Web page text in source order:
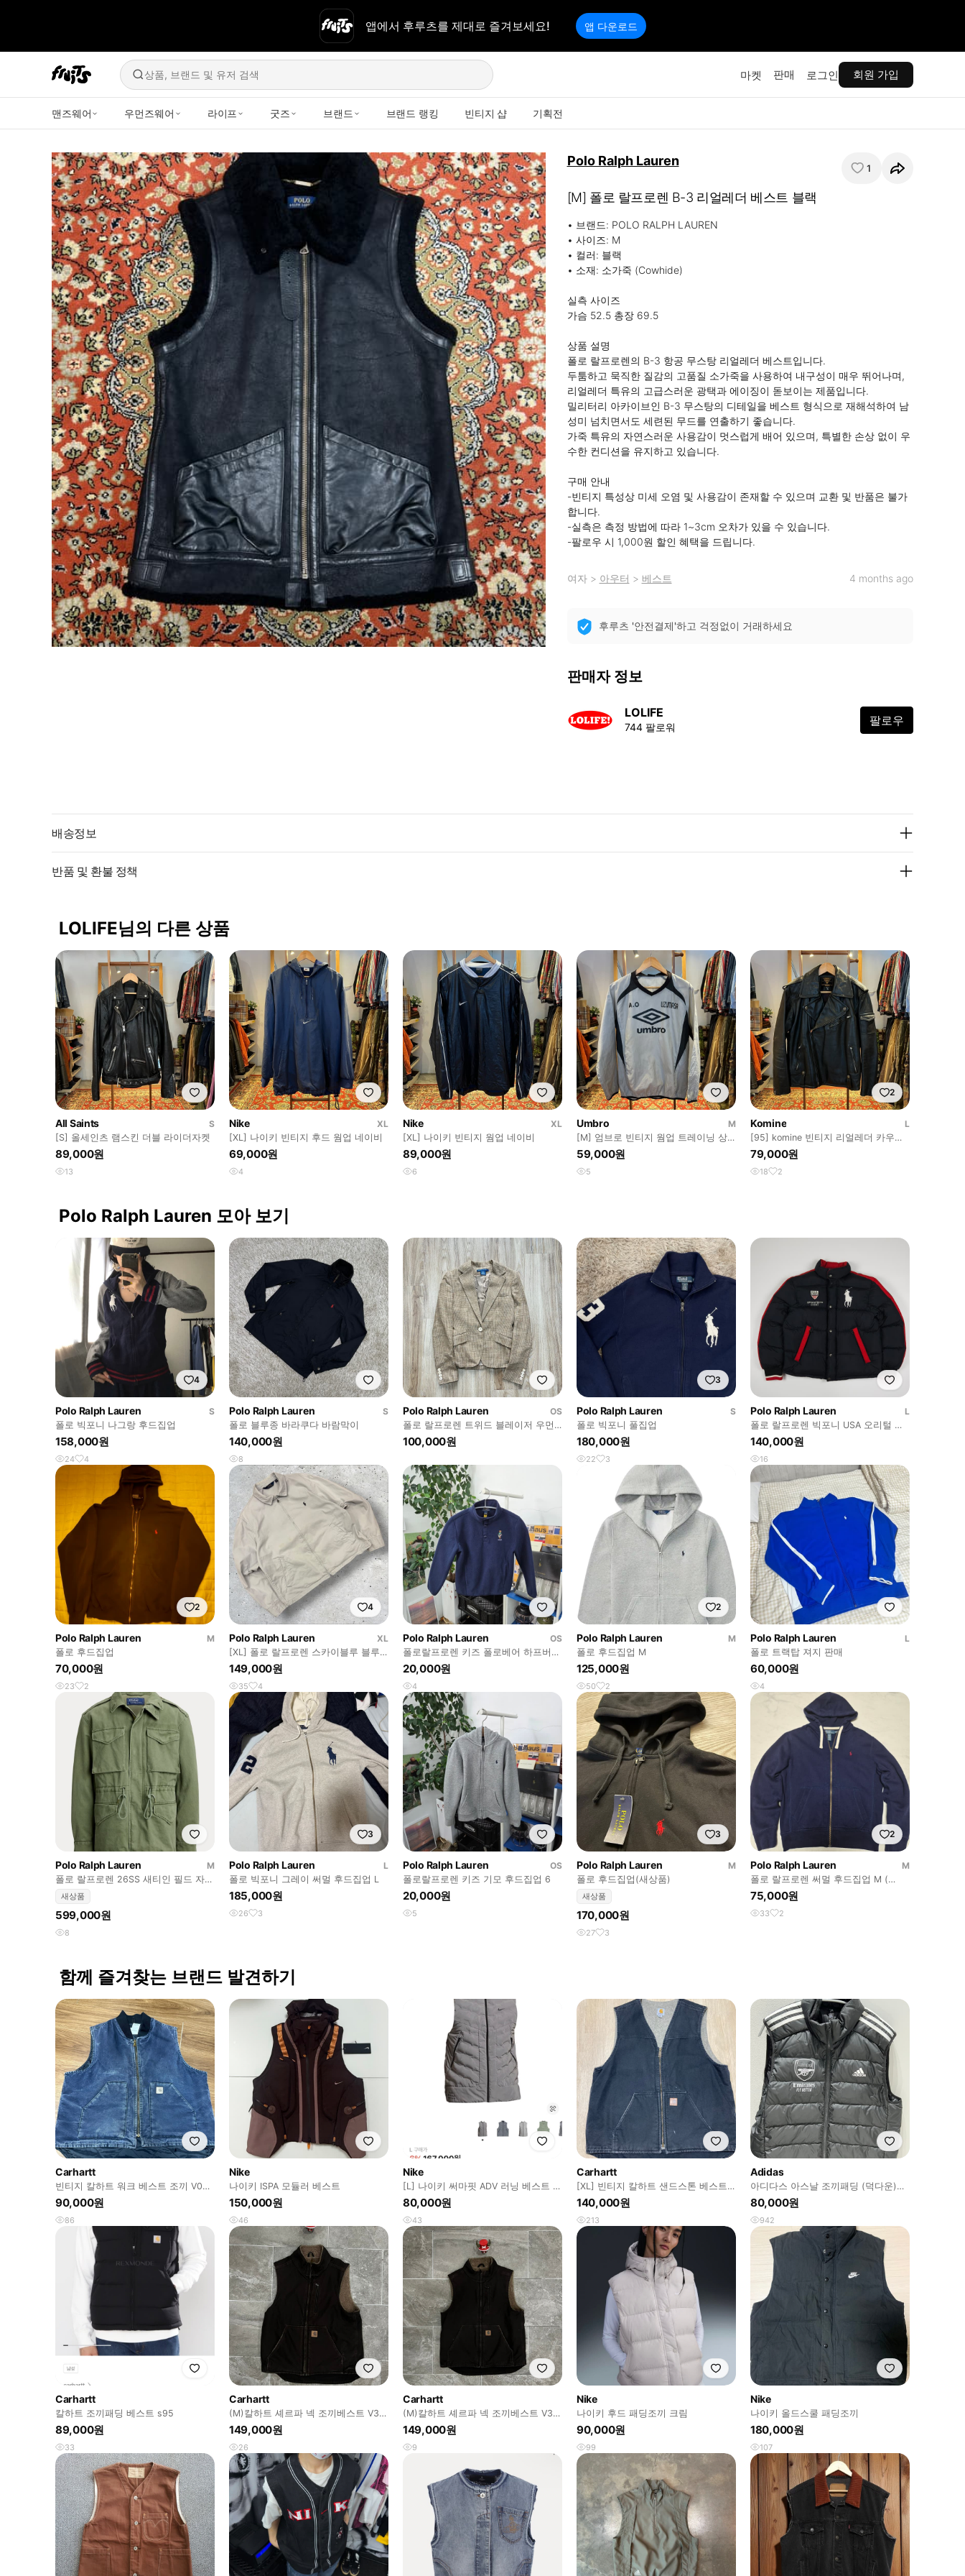
앱에서 후루츠를 제대로 즐겨보세요! 앱 다운로드
상품, 브랜드 및 유저 검색 마켓 판매 로그인 회원 가입
맨즈웨어 우먼즈웨어 라이프 굿즈 브랜드 브랜드 랭킹 빈티지 샵 기획전
Polo Ralph Lauren 1
[M] 폴로 랄프로렌 B-3 리얼레더 베스트 블랙
• 브랜드: POLO RALPH LAUREN
• 사이즈: M
• 컬러: 블랙
• 소재: 소가죽 (Cowhide)
실측 사이즈
가슴 52.5 총장 69.5
상품 설명
폴로 랄프로렌의 B-3 항공 무스탕 리얼레더 베스트입니다.
두툼하고 묵직한 질감의 고품질 소가죽을 사용하여 내구성이 매우 뛰어나며,
리얼레더 특유의 고급스러운 광택과 에이징이 돋보이는 제품입니다.
밀리터리 아카이브인 B-3 무스탕의 디테일을 베스트 형식으로 재해석하여 남
성미 넘치면서도 세련된 무드를 연출하기 좋습니다.
가죽 특유의 자연스러운 사용감이 멋스럽게 배어 있으며, 특별한 손상 없이 우
수한 컨디션을 유지하고 있습니다.
구매 안내
-빈티지 특성상 미세 오염 및 사용감이 존재할 수 있으며 교환 및 반품은 불가
합니다.
-실측은 측정 방법에 따라 1~3cm 오차가 있을 수 있습니다.
-팔로우 시 1,000원 할인 혜택을 드립니다.
여자> 아우터 > 베스트 4 months ago
후루츠 '안전결제'하고 걱정없이 거래하세요
판매자 정보
LOLIFE
744 팔로워 팔로우
배송정보
반품 및 환불 정책
LOLIFE님의 다른 상품
All Saints
S
[S] 올세인츠 램스킨 더블 라이더자켓
89,000원
13
Nike
XL
[XL] 나이키 빈티지 후드 웜업 네이비
69,000원
4
Nike
XL
[XL] 나이키 빈티지 웜업 네이비
89,000원
6
Umbro
M
[M] 엄브로 빈티지 웜업 트레이닝 상
의
59,000원
5
2
Komine
L
[95] komine 빈티지 리얼레더 카우하
이드 더블라이더 자켓
79,000원
18 2
Polo Ralph Lauren 모아 보기
4
Polo Ralph Lauren
S
폴로 빅포니 나그랑 후드집업
158,000원
24 4
Polo Ralph Lauren
S
폴로 블루종 바라쿠다 바람막이
140,000원
8
Polo Ralph Lauren
OS
폴로 랄프로렌 트위드 블레이저 우먼
스
100,000원
3
Polo Ralph Lauren
S
폴로 빅포니 풀집업
180,000원
22 3
Polo Ralph Lauren
L
폴로 랄프로렌 빅포니 USA 오리털 패
딩
140,000원
16
2
Polo Ralph Lauren
M
폴로 후드집업
70,000원
23 2
4
Polo Ralph Lauren
XL
[XL] 폴로 랄프로렌 스카이블루 블루
종 집업 자켓 E728
149,000원
35 4
Polo Ralph Lauren
OS
폴로랄프로렌 키즈 폴로베어 하프버튼
플리스 풀오버 6
20,000원
4
2
Polo Ralph Lauren
M
폴로 후드집업 M
125,000원
50 2
Polo Ralph Lauren
L
폴로 트랙탑 져지 판매
60,000원
4
Polo Ralph Lauren
M
폴로 랄프로렌 26SS 새티인 필드 자켓
M새상품
599,000원
8
3
Polo Ralph Lauren
L
폴로 빅포니 그레이 써멀 후드집업 L
185,000원
26 3
Polo Ralph Lauren
OS
폴로랄프로렌 키즈 기모 후드집업 6
20,000원
5
3
Polo Ralph Lauren
M
폴로 후드집업(새상품)
새상품
170,000원
27 3
2
Polo Ralph Lauren
M
폴로 랄프로렌 써멀 후드집업 M (
100)
75,000원
33 2
함께 즐겨찾는 브랜드 발견하기
Carhartt
빈티지 칼하트 워크 베스트 조끼 V02
MDT
90,000원
86
Nike
나이키 ISPA 모듈러 베스트
150,000원
46
Nike
[L] 나이키 써마핏 ADV 러닝 베스트 실
버
80,000원
43
Carhartt
[XL] 빈티지 칼하트 샌드스톤 베스트
조끼 / 블랙
140,000원
213
Adidas
아디다스 아스날 조끼패딩 (덕다운)
XL
80,000원
942
Carhartt
칼하트 조끼패딩 베스트 s95
89,000원
33
Carhartt
(M)칼하트 셰르파 넥 조끼베스트 V33
DKB 다크브라운
149,000원
26
Carhartt
(M)칼하트 셰르파 넥 조끼베스트 V33
DKB 다크브라운
149,000원
9
Nike
나이키 후드 패딩조끼 크림
90,000원
99
Nike
나이키 올드스쿨 패딩조끼
180,000원
107